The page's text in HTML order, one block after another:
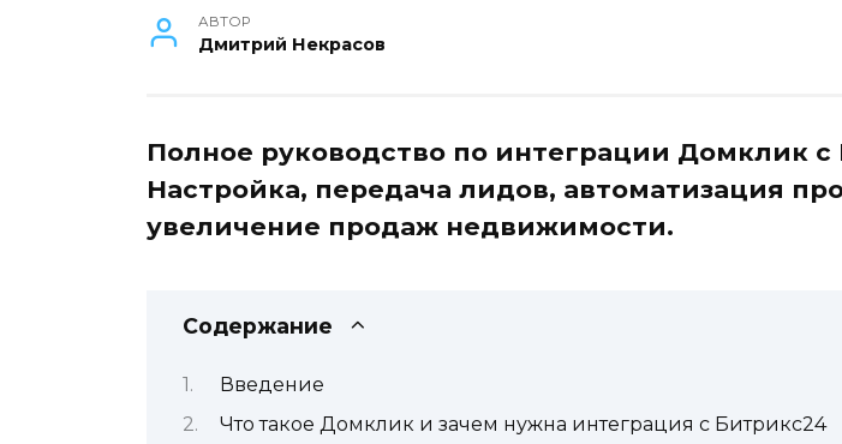
АВТОР
Дмитрий Некрасов
Полное руководство по интеграции Домклик с
Настройка, передача лидов, автоматизация
увеличение продаж недвижимости.
Содержание
Введение
Что такое Домклик и зачем нужна интеграция с Битрикс24